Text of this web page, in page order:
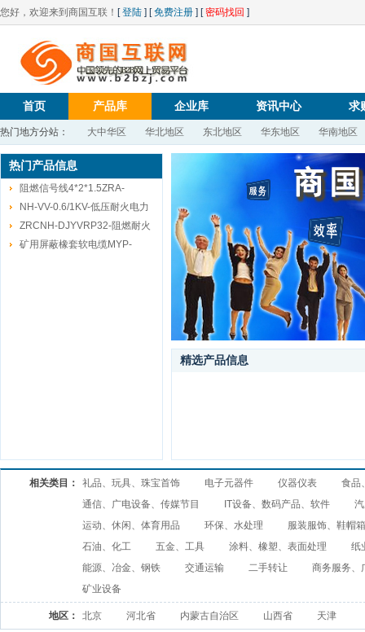
您好，欢迎来到商国互联！ [登陆 ] [免费注册 ] [密码找回 ]
首页 产品库 企业库 资讯中心 求
热门地方分站： 大中华区 华北地区 东北地区 华东地区 华南地区
热门产品信息
阻燃信号线4*2*1.5ZRA-
HRPVSP-
NH-VV-0.6/1KV-低压耐火电力
电缆3*16
ZRCNH-DJYVRP32-阻燃耐火
计算机屏蔽电缆7*2*1.5
矿用屏蔽橡套软电缆MYP-
精选产品信息
相关类目： 礼品、玩具、珠宝首饰 电子元器件 仪器仪表
食品
通信、广电设备、传媒节目
IT设备、数码产品、软件
运动、休闲、体育用品
环保、水处理
服装服饰、鞋帽
石油、化工
五金、工具 涂料、橡塑、表面处理
纸
能源、冶金、钢铁
交通运输 二手转让
商务服务、
矿业设备
地区： 北京 河北省 内蒙古自治区 山西省 天津